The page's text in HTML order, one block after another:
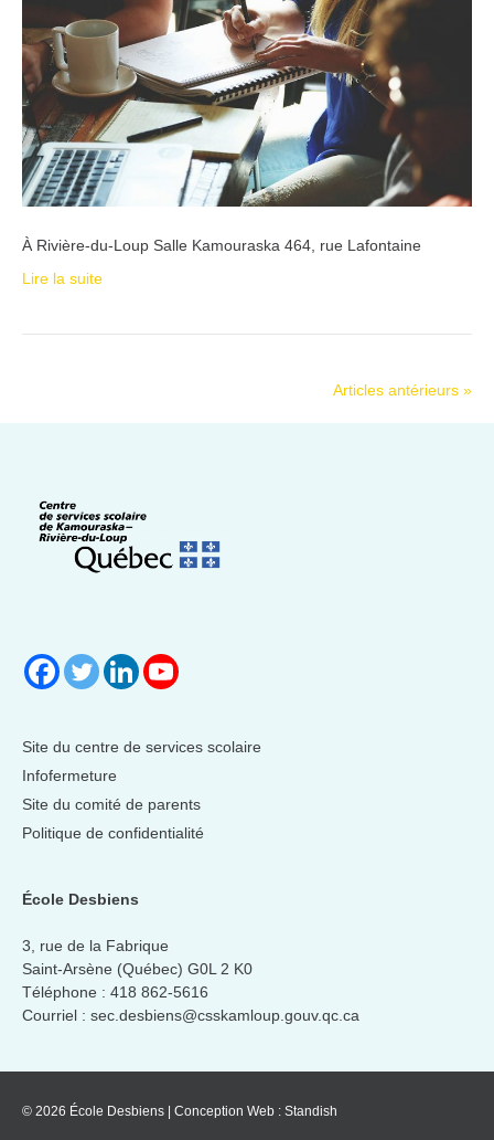
À Rivière-du-Loup Salle Kamouraska 464, rue Lafontaine
Lire la suite
Articles antérieurs »
Site du centre de services scolaire
Infofermeture
Site du comité de parents
Politique de confidentialité
École Desbiens
3, rue de la Fabrique
Saint-Arsène (Québec) G0L 2 K0
Téléphone : 418 862-5616
Courriel : sec.desbiens@csskamloup.gouv.qc.ca
© 2026 École Desbiens | Conception Web : Standish